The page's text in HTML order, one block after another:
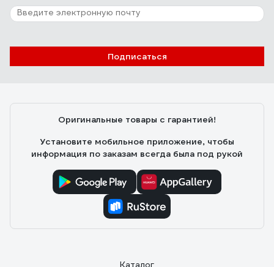
Отзыв о шинопроводе FERON черный, 3м
CAB1003 10342
Крепеж для сетевого кабеля приличный. Резьба нигде
изделиях).
Подписаться
Оригинальные товары с гарантией!
Установите мобильное приложение, чтобы
информация по заказам всегда была под рукой
Каталог